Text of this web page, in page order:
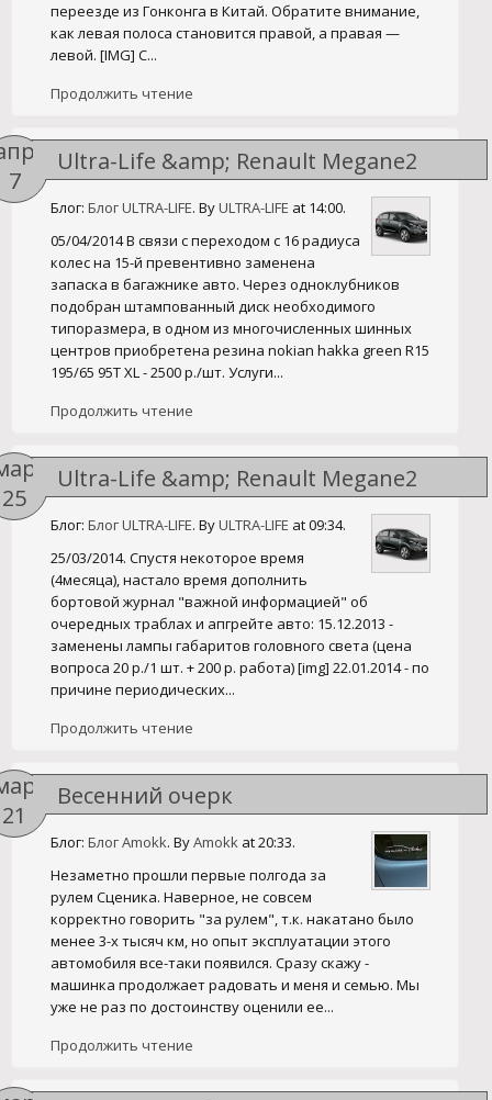
Продолжить чтение
переезде из Гонконга в Китай. Обратите внимание,
как левая полоса становится правой, а правая —
левой. [IMG] С...
7
Ultra-Life &amp; Renault Megane2
Блог: Блог ULTRA-LIFE. ByULTRA-LIFE at 14:00.
Продолжить чтение
05/04/2014 В связи с переходом с 16 радиуса
колес на 15-й превентивно заменена
запаска в багажнике авто. Через одноклубников
подобран штампованный диск необходимого
типоразмера, в одном из многочисленных шинных
центров приобретена резина nokian hakka green R15
195/65 95T XL - 2500 р./шт. Услуги...
25
Ultra-Life &amp; Renault Megane2
Блог: Блог ULTRA-LIFE. ByULTRA-LIFE at 09:34.
Продолжить чтение
25/03/2014. Спустя некоторое время
(4месяца), настало время дополнить
бортовой журнал "важной информацией" об
очередных траблах и апгрейте авто: 15.12.2013 -
заменены лампы габаритов головного света (цена
вопроса 20 р./1 шт. + 200 р. работа) [img] 22.01.2014 - по
причине периодических...
21
Весенний очерк
Блог: Блог Amokk. ByAmokk at 20:33.
Продолжить чтение
Незаметно прошли первые полгода за
рулем Сценика. Наверное, не совсем
корректно говорить "за рулем", т.к. накатано было
менее 3-х тысяч км, но опыт эксплуатации этого
автомобиля все-таки появился. Сразу скажу -
машинка продолжает радовать и меня и семью. Мы
уже не раз по достоинству оценили ее...